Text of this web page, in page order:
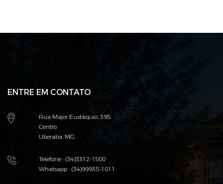
ENTRE EM CONTATO
Rua Major Eustáquio, 395
Centro
Uberaba, MG
Telefone : (34)3312-1500
Whatsapp : (34)99935-1011